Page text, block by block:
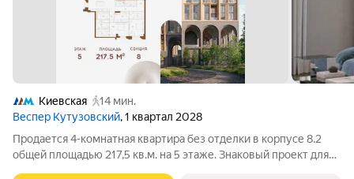
Киевская
14 мин.
Веспер Кутузовский, 1 квартал 2028
Продается 4-комнатная квартира без отделки в корпусе 8.2
общей площадью 217,5 кв.м. на 5 этаже. Знаковый проект для